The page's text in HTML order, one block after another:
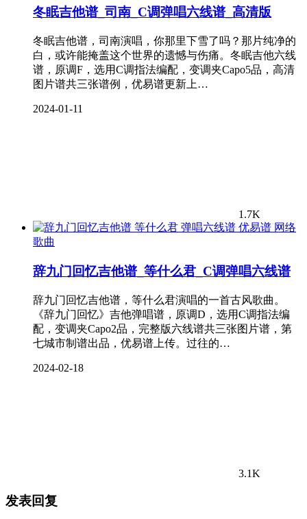
冬眠吉他谱_司南_C调弹唱六线谱_高清版
冬眠吉他谱，司南演唱，你那里下雪了吗？那片纯净的
白，或许能掩盖这个世界的遗憾与伤痛。冬眠吉他六线
谱，原调F，选用C调指法编配，变调夹Capo5品，高清
图片谱共三张谱例，优易谱更新上…
2024-01-11
1.7K
网络
歌曲
辞九门回忆吉他谱_等什么君_C调弹唱六线谱
辞九门回忆吉他谱，等什么君演唱的一首古风歌曲。
《辞九门回忆》吉他弹唱谱，原调D，选用C调指法编
配，变调夹Capo2品，完整版六线谱共三张图片谱，第
七城市制谱出品，优易谱上传。过往的…
2024-02-18
3.1K
发表回复